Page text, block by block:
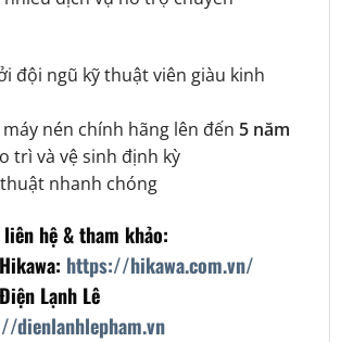
đội ngũ kỹ thuật viên giàu kinh
nén chính hãng lên đến 5 năm
trì và vệ sinh định kỳ
nhanh chóng
hệ & tham khảo:
https://hikawa.com.vn/
Lạnh Lê
dienlanhlepham.vn